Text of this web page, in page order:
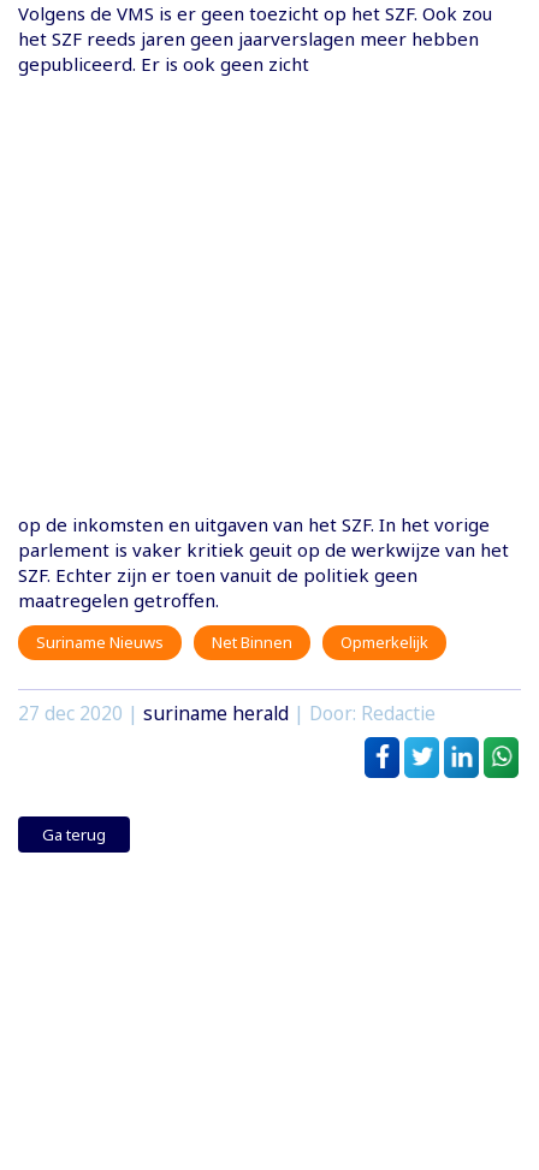
Volgens de VMS is er geen toezicht op het SZF. Ook zou
het SZF reeds jaren geen jaarverslagen meer hebben
gepubliceerd. Er is ook geen zicht
op de inkomsten en uitgaven van het SZF. In het vorige
parlement is vaker kritiek geuit op de werkwijze van het
SZF. Echter zijn er toen vanuit de politiek geen
maatregelen getroffen.
Suriname Nieuws Net Binnen Opmerkelijk
27 dec 2020 | suriname herald | Door: Redactie
Ga terug